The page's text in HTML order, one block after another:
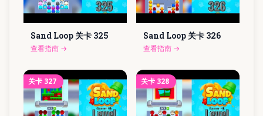
Sand Loop 关卡 325
查看指南 →
Sand Loop 关卡 326
查看指南 →
关卡 327 关卡 328